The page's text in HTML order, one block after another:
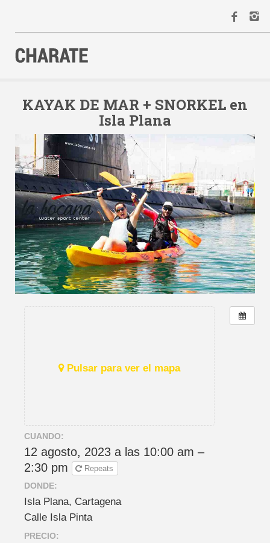
AGENDA
ALQUILER
EQUIPO
CONTACTO
KAYAK DE MAR + SNORKEL en
Isla Plana
Pulsar para ver el mapa
CUANDO:
12 agosto, 2023 a las 10:00 am –
2:30 pm
Repeats
DONDE:
Isla Plana, Cartagena
Calle Isla Pinta
PRECIO: